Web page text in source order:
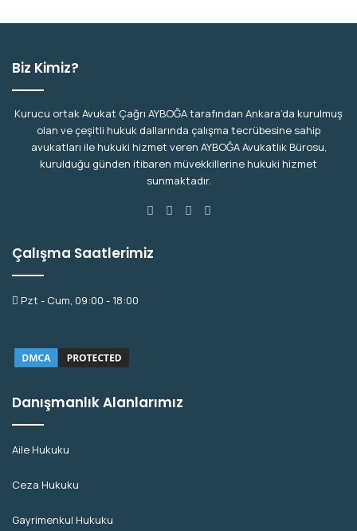
Biz Kimiz?
Kurucu ortak Avukat Çağrı AYBOĞA tarafından Ankara’da kurulmuş
olan ve çeşitli hukuk dallarında çalışma tecrübesine sahip
avukatları ile hukuki hizmet veren AYBOĞA Avukatlık Bürosu,
kurulduğu günden itibaren müvekkillerine hukuki hizmet
sunmaktadır.
Facebook
X YouTube
Çalışma Saatlerimiz
Pzt - Cum, 09:00 - 18:00
Danışmanlık Alanlarımız
Aile Hukuku
Ceza Hukuku
Gayrimenkul Hukuku